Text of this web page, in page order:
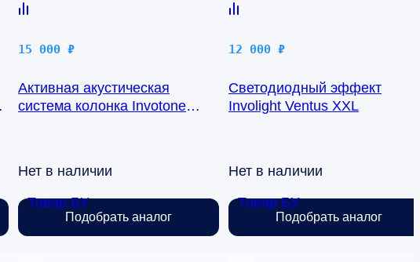
Товар БУ
15 000 ₽
Активная акустическая
система колонка Invotone
Нет в наличии
Подобрать аналог
Товар БУ
12 000 ₽
Светодиодный эффект
Involight Ventus XXL
Нет в наличии
Подобрать аналог